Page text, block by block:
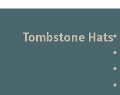
Tombstone Hats